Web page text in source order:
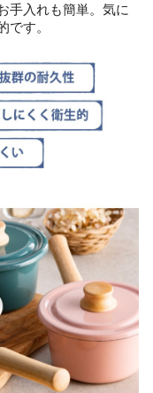
手入れも簡単。気に
です。